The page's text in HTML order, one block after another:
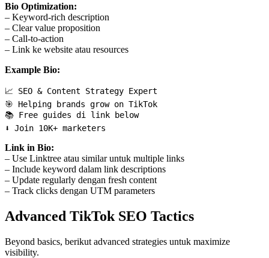
Bio Optimization:
– Keyword-rich description
– Clear value proposition
– Call-to-action
– Link ke website atau resources
Example Bio:
📈 SEO & Content Strategy Expert
🎯 Helping brands grow on TikTok
📚 Free guides di link below
Link in Bio:
– Use Linktree atau similar untuk multiple links
– Include keyword dalam link descriptions
– Update regularly dengan fresh content
– Track clicks dengan UTM parameters
Advanced TikTok SEO Tactics
Beyond basics, berikut advanced strategies untuk maximize
visibility.